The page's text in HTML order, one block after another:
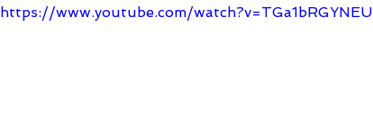
https://www.youtube.com/watch?v=TGa1bRGYNEU